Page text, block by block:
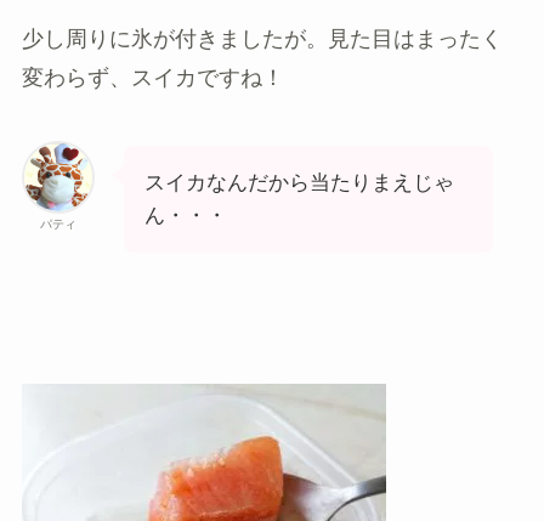
少し周りに氷が付きましたが。見た目はまったく
変わらず、スイカですね！
パティ
スイカなんだから当たりまえじゃ
ん・・・